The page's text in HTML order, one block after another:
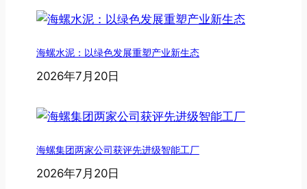
海螺水泥：以绿色发展重塑产业新生态
2026年7月20日
海螺集团两家公司获评先进级智能工厂
2026年7月20日